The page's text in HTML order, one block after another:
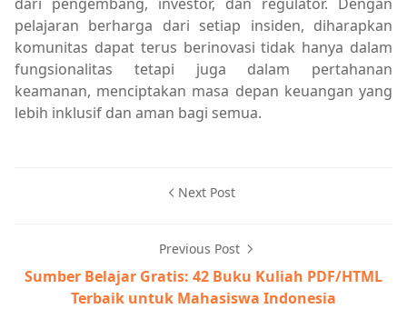
pelajaran berharga dari setiap insiden, diharapkan
komunitas dapat terus berinovasi tidak hanya dalam
fungsionalitas tetapi juga dalam pertahanan
keamanan, menciptakan masa depan keuangan yang
lebih inklusif dan aman bagi semua.
Next Post
Previous Post
Sumber Belajar Gratis: 42 Buku Kuliah PDF/HTML
Terbaik untuk Mahasiswa Indonesia